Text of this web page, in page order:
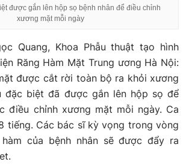
được gắn lên hộp sọ bệnh nhân để điều chỉnh
xương mặt mỗi ngày
Quang, Khoa Phẫu thuật tạo hình
Răng Hàm Mặt Trung ương Hà Nội:
được cắt rời toàn bộ ra khỏi xương
đặc biệt đã được gắn lên hộp sọ để
điều chỉnh xương mặt mỗi ngày. Ca
tiếng. Các bác sĩ kỳ vọng trong vòng
của bệnh nhân sẽ được đẩy ra